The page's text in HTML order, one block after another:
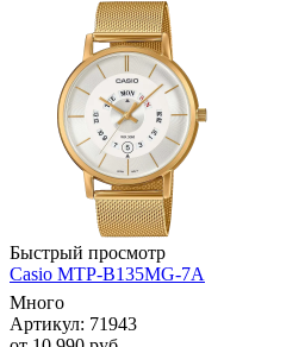
Быстрый просмотр
Casio MTP-B135MG-7A
Много
Артикул: 71943